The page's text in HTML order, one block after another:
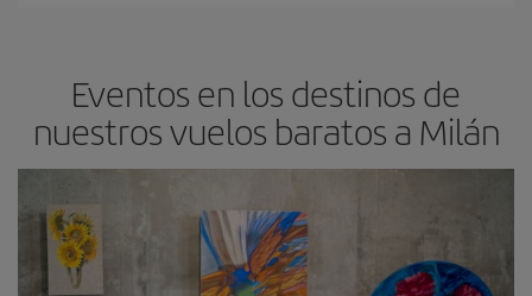
Eventos en los destinos de
nuestros vuelos baratos a Milán